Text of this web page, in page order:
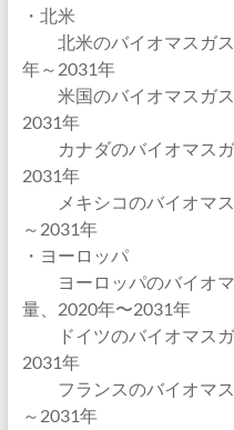
・北米
北米のバイオマスガス
年～2031年
米国のバイオマスガス
2031年
カナダのバイオマスガ
2031年
メキシコのバイオマス
～2031年
・ヨーロッパ
ヨーロッパのバイオマ
量、2020年〜2031年
ドイツのバイオマスガ
2031年
フランスのバイオマス
～2031年